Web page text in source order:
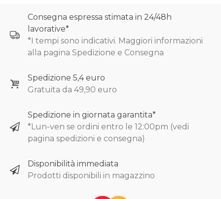
Consegna espressa stimata in 24/48h
lavorative*
*I tempi sono indicativi. Maggiori informazioni
alla pagina Spedizione e Consegna
Spedizione 5,4 euro
Gratuita da 49,90 euro
Spedizione in giornata garantita*
*Lun-ven se ordini entro le 12:00pm (vedi
pagina spedizioni e consegna)
Disponibilità immediata
Prodotti disponibili in magazzino